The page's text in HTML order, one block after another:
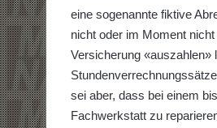
eine sogenannte fiktive
nicht oder im Moment
Versicherung
sei aber, dass bei einem
Fachwerkstatt zu